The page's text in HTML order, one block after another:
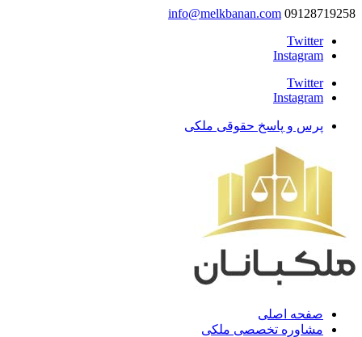
09128719258
info@melkbanan.com
Twitter
Instagram
Twitter
Instagram
پرس و پاسخ حقوقی ملکی
صفحه اصلی
مشاوره تخصصی ملکی